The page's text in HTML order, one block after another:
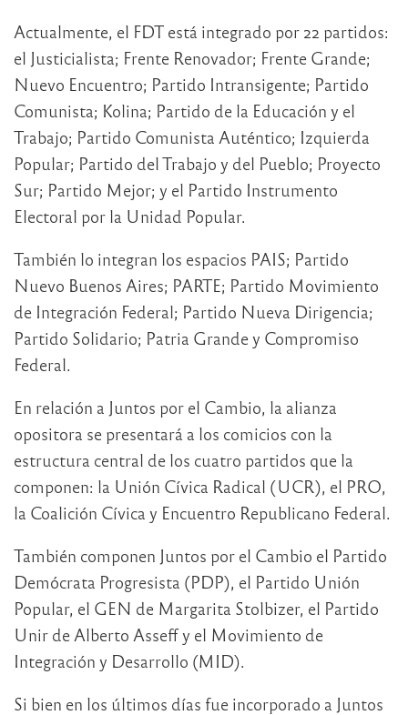
Actualmente, el FDT está integrado por 22 partidos:
el Justicialista; Frente Renovador; Frente Grande;
Nuevo Encuentro; Partido Intransigente; Partido
Comunista; Kolina; Partido de la Educación y el
Trabajo; Partido Comunista Auténtico; Izquierda
Popular; Partido del Trabajo y del Pueblo; Proyecto
Sur; Partido Mejor; y el Partido Instrumento
Electoral por la Unidad Popular.
También lo integran los espacios PAIS; Partido
Nuevo Buenos Aires; PARTE; Partido Movimiento
de Integración Federal; Partido Nueva Dirigencia;
Partido Solidario; Patria Grande y Compromiso
Federal.
En relación a Juntos por el Cambio, la alianza
opositora se presentará a los comicios con la
estructura central de los cuatro partidos que la
componen: la Unión Cívica Radical (UCR), el PRO,
la Coalición Cívica y Encuentro Republicano Federal.
También componen Juntos por el Cambio el Partido
Demócrata Progresista (PDP), el Partido Unión
Popular, el GEN de Margarita Stolbizer, el Partido
Unir de Alberto Asseff y el Movimiento de
Integración y Desarrollo (MID).
Si bien en los últimos días fue incorporado a Juntos